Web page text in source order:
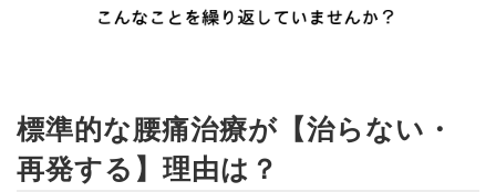
標準的な腰痛治療が【治らない・
再発する】理由は？